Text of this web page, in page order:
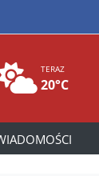
TERAZ
20°C